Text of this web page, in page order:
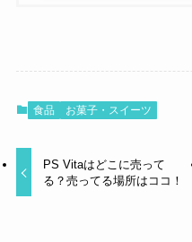
食品 お菓子・スイーツ
PS Vitaはどこに売って
る？売ってる場所はココ！